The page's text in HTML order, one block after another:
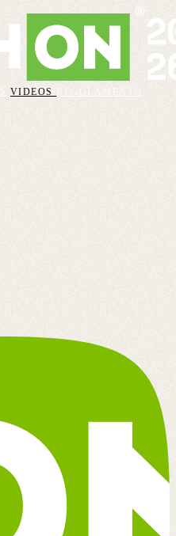
VIDEOS
REGOLAMENTO